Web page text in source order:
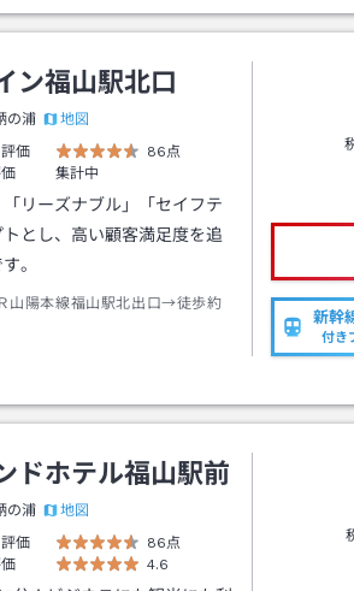
ン福山駅北口
の浦
地図
価
86点
集計中
「リーズナブル」「セイフテ
とし、高い顧客満足度を追
。
山陽本線福山駅北出口→徒歩約
新幹
付き
ドホテル福山駅前
の浦
地図
価
86点
4.6